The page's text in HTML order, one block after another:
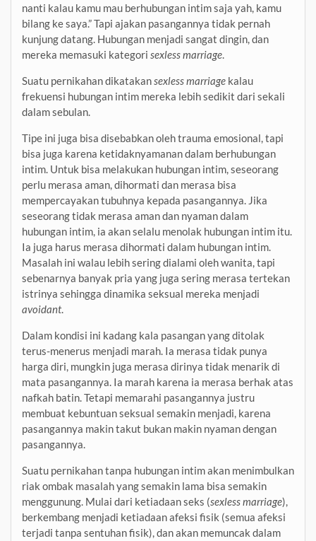
nanti kalau kamu mau berhubungan intim saja yah, kamu
bilang ke saya.” Tapi ajakan pasangannya tidak pernah
kunjung datang. Hubungan menjadi sangat dingin, dan
mereka memasuki kategori sexless marriage.
Suatu pernikahan dikatakansexless marriage kalau
frekuensi hubungan intim mereka lebih sedikit dari sekali
dalam sebulan.
Tipe ini juga bisa disebabkan oleh trauma emosional, tapi
bisa juga karena ketidaknyamanan dalam berhubungan
intim. Untuk bisa melakukan hubungan intim, seseorang
perlu merasa aman, dihormati dan merasa bisa
mempercayakan tubuhnya kepada pasangannya. Jika
seseorang tidak merasa aman dan nyaman dalam
hubungan intim, ia akan selalu menolak hubungan intim itu.
Ia juga harus merasa dihormati dalam hubungan intim.
Masalah ini walau lebih sering dialami oleh wanita, tapi
sebenarnya banyak pria yang juga sering merasa tertekan
istrinya sehingga dinamika seksual mereka menjadi
avoidant.
Dalam kondisi ini kadang kala pasangan yang ditolak
terus-menerus menjadi marah. Ia merasa tidak punya
harga diri, mungkin juga merasa dirinya tidak menarik di
mata pasangannya. Ia marah karena ia merasa berhak atas
nafkah batin. Tetapi memarahi pasangannya justru
membuat kebuntuan seksual semakin menjadi, karena
pasangannya makin takut bukan makin nyaman dengan
pasangannya.
Suatu pernikahan tanpa hubungan intim akan menimbulkan
riak ombak masalah yang semakin lama bisa semakin
menggunung. Mulai dari ketiadaan seks (sexless marriage),
berkembang menjadi ketiadaan afeksi fisik (semua afeksi
terjadi tanpa sentuhan fisik), dan akan memuncak dalam